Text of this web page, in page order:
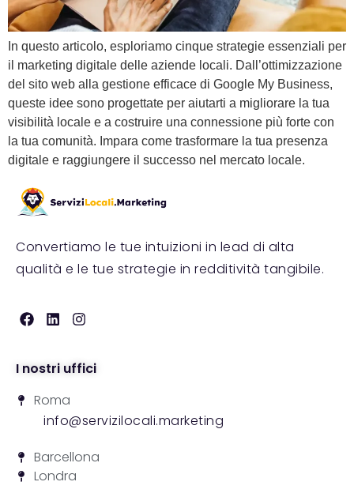
In questo articolo, esploriamo cinque strategie essenziali per
il marketing digitale delle aziende locali. Dall’ottimizzazione
del sito web alla gestione efficace di Google My Business,
queste idee sono progettate per aiutarti a migliorare la tua
visibilità locale e a costruire una connessione più forte con
la tua comunità. Impara come trasformare la tua presenza
digitale e raggiungere il successo nel mercato locale.
Convertiamo le tue intuizioni in lead di alta
qualità e le tue strategie in redditività tangibile.
I nostri uffici
Roma
info@servizilocali.marketing
Barcellona
Londra